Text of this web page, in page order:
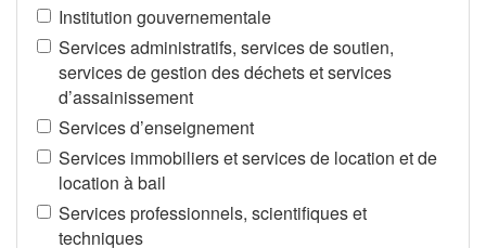
Institution gouvernementale
Services administratifs, services de soutien,
services de gestion des déchets et services
d’assainissement
Services d’enseignement
Services immobiliers et services de location et de
location à bail
Services professionnels, scientifiques et
techniques